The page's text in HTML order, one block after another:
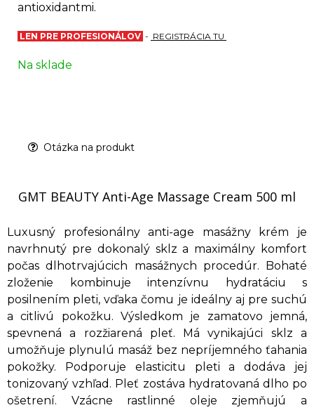
antioxidantmi.
LEN PRE PROFESIONÁLOV - REGISTRÁCIA TU
Na sklade
Otázka na produkt
GMT BEAUTY Anti-Age Massage Cream 500 ml
Luxusný profesionálny anti-age masážny krém je
navrhnutý pre dokonalý sklz a maximálny komfort
počas dlhotrvajúcich masážnych procedúr. Bohaté
zloženie kombinuje intenzívnu hydratáciu s
posilnením pleti, vďaka čomu je ideálny aj pre suchú
a citlivú pokožku. Výsledkom je zamatovo jemná,
spevnená a rozžiarená pleť. Má vynikajúci sklz a
umožňuje plynulú masáž bez nepríjemného ťahania
pokožky. Podporuje elasticitu pleti a dodáva jej
tonizovaný vzhľad. Pleť zostáva hydratovaná dlho po
ošetrení. Vzácne rastlinné oleje zjemňujú a